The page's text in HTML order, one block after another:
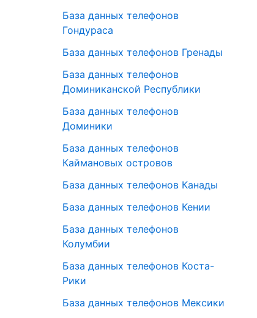
База данных телефонов
Гондураса
База данных телефонов Гренады
База данных телефонов
Доминиканской Республики
База данных телефонов
Доминики
База данных телефонов
Каймановых островов
База данных телефонов Канады
База данных телефонов Кении
База данных телефонов
Колумбии
База данных телефонов Коста-
Рики
База данных телефонов Мексики